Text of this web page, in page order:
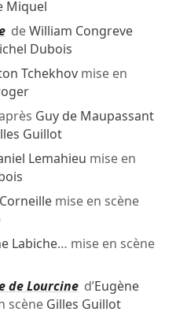
Miquel
deWilliam Congreve
Dubois
Tchekhovmise en
Guy de Maupassant
Guillot
Lemahieu mise en
mise en scène
Labiche… mise en scène
de Lourcined’Eugène
scène Gilles Guillot